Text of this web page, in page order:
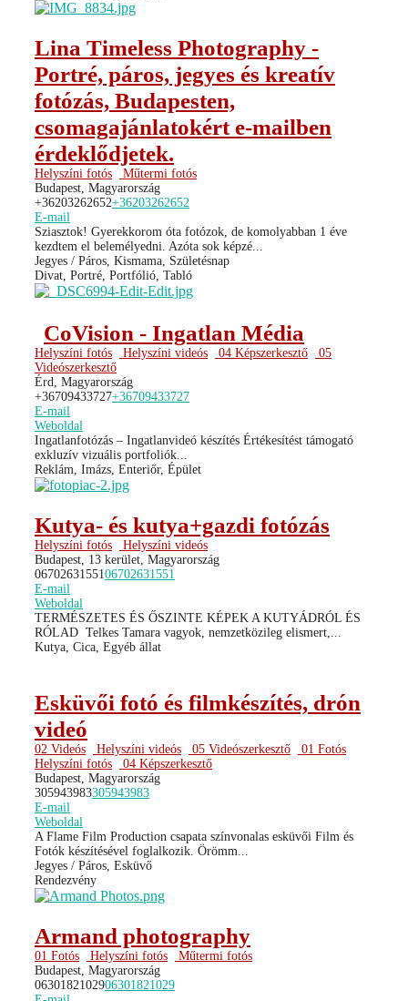
Lina Timeless Photography -
Portré, páros, jegyes és kreatív
fotózás, Budapesten,
csomagajánlatokért e-mailben
érdeklődjetek.
Helyszíni fotós
Műtermi fotós
Budapest, Magyarország
+36203262652+36203262652
E-mail
Sziasztok! Gyerekkorom óta fotózok, de komolyabban 1 éve
kezdtem el belemélyedni. Azóta sok képzé...
Jegyes / Páros, Kismama, Születésnap
Divat, Portré, Portfólió, Tabló
CoVision - Ingatlan Média
Helyszíni fotós Helyszíni videós 04 Képszerkesztő
05
Videószerkesztő
Érd, Magyarország
+36709433727+36709433727
E-mail
Weboldal
Ingatlanfotózás – Ingatlanvideó készítés Értékesítést támogató
exkluzív vizuális portfoliók...
Reklám, Imázs, Enteriőr, Épület
Kutya- és kutya+gazdi fotózás
Helyszíni fotós
Helyszíni videós
Budapest, 13 kerület, Magyarország
06702631551 06702631551
E-mail
Weboldal
TERMÉSZETES ÉS ŐSZINTE KÉPEK A KUTYÁDRÓL ÉS
RÓLAD ​ Telkes Tamara vagyok, nemzetközileg elismert,...
Kutya, Cica, Egyéb állat
Esküvői fotó és filmkészítés, drón
videó
02 Videós Helyszíni videós 05 Videószerkesztő
01 Fotós
Helyszíni fotós
04 Képszerkesztő
Budapest, Magyarország
305943983305943983
E-mail
Weboldal
A Flame Film Production csapata színvonalas esküvői Film és
Fotók készítésével foglalkozik. Örömm...
Jegyes / Páros, Esküvő
Rendezvény
Armand photography
01 Fotós Helyszíni fotós
Műtermi fotós
Budapest, Magyarország
0630182102906301821029